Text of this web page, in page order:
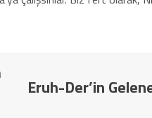
Eruh-Der’in